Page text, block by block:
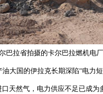
巴拉省拍摄的卡尔巴拉燃机电
大国的伊拉克长期深陷“电
天然气，电力供应不足已成